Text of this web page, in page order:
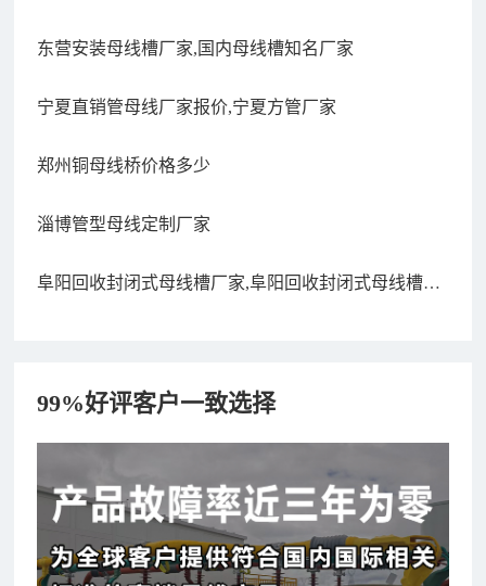
东营安装母线槽厂家,国内母线槽知名厂家
宁夏直销管母线厂家报价,宁夏方管厂家
郑州铜母线桥价格多少
淄博管型母线定制厂家
阜阳回收封闭式母线槽厂家,阜阳回收封闭式母线槽厂
99%好评客户一致选择
182xxxx4350 秦女士 咨询了报价 7分钟前
156xxxx3534 郭先生 咨询了报价7分钟前